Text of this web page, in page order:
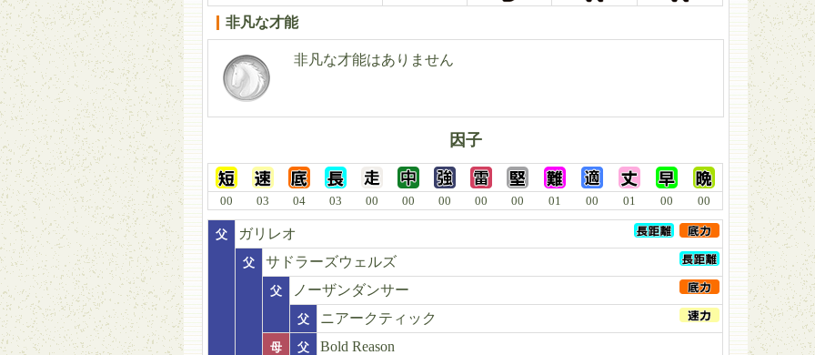
非凡な才能
非凡な才能はありません
因子
00 03 04 03 00 00 00 00 00 01 00 01 00 00
父 ガリレオ
父 サドラーズウェルズ
父 ノーザンダンサー
父 ニアークティック
母 父 Bold Reason